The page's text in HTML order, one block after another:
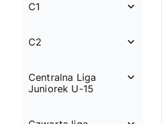
C1
C2
Centralna Liga
Juniorek U-15